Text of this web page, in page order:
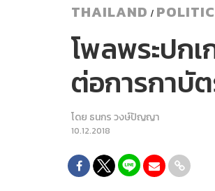
THAILAND /
โพลพระปก
ต่อการกาบั
โดย ธนกร วงษ์ปัญญา
10.12.2018